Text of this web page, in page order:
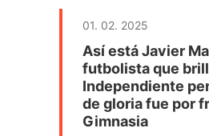
01. 02. 2025
Así está Javier
futbolista que
Independiente
de gloria fue por
Gimnasia